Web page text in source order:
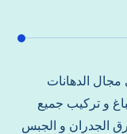
الدهانات
و تركيب جميع
الجدران و الجبس